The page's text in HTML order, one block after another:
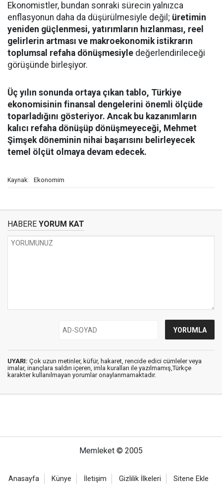
Ekonomistler, bundan sonraki sürecin yalnızca
enflasyonun daha da düşürülmesiyle değil; üretimin
yeniden güçlenmesi, yatırımların hızlanması, reel
gelirlerin artması ve makroekonomik istikrarın
toplumsal refaha dönüşmesiyle değerlendirileceği
görüşünde birleşiyor.
Üç yılın sonunda ortaya çıkan tablo, Türkiye
ekonomisinin finansal dengelerini önemli ölçüde
toparladığını gösteriyor. Ancak bu kazanımların
kalıcı refaha dönüşüp dönüşmeyeceği, Mehmet
Şimşek döneminin nihai başarısını belirleyecek
temel ölçüt olmaya devam edecek.
Kaynak: Ekonomim
HABERE YORUM KAT
UYARI: Çok uzun metinler, küfür, hakaret, rencide edici cümleler veya
imalar, inançlara saldırı içeren, imla kuralları ile yazılmamış,Türkçe
karakter kullanılmayan yorumlar onaylanmamaktadır.
Memleket © 2005
Anasayfa Künye İletişim Gizlilik İlkeleri Sitene Ekle